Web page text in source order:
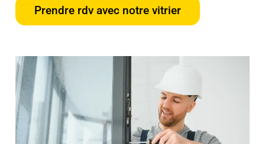
Prendre rdv avec notre vitrier